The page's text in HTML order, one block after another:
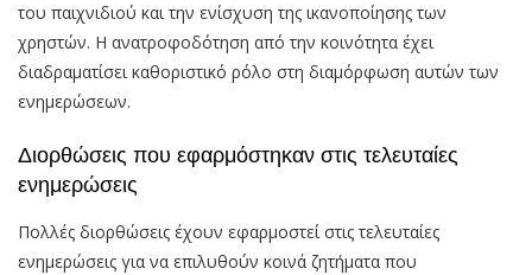
του παιχνιδιού και την ενίσχυση της ικανοποίησης των
χρηστών. Η ανατροφοδότηση από την κοινότητα έχει
διαδραματίσει καθοριστικό ρόλο στη διαμόρφωση αυτών των
ενημερώσεων.
Διορθώσεις που εφαρμόστηκαν στις τελευταίες
ενημερώσεις
Πολλές διορθώσεις έχουν εφαρμοστεί στις τελευταίες
ενημερώσεις για να επιλυθούν κοινά ζητήματα που